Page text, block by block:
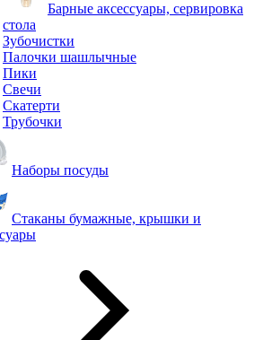
Барные аксессуары, сервировка
стола
Зубочистки
Палочки шашлычные
Пики
Свечи
Скатерти
Трубочки
Наборы посуды
Стаканы бумажные, крышки и